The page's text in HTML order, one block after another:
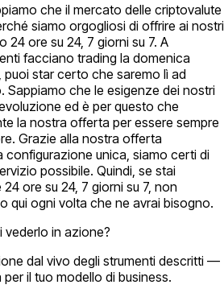
che il mercato delle criptovalute
siamo orgogliosi di offrire ai nostri
24 ore su 24, 7 giorni su 7. A
facciano trading la domenica
puoi star certo che saremo lì ad
Sappiamo che le esigenze dei nostri
ed è per questo che
la nostra offerta per essere sempre
Grazie alla nostra offerta
configurazione unica, siamo certi di
possibile. Quindi, se stai
ore su 24, 7 giorni su 7, non
qui ogni volta che ne avrai bisogno.
vederlo in azione?
dal vivo degli strumenti descritti —
il tuo modello di business.